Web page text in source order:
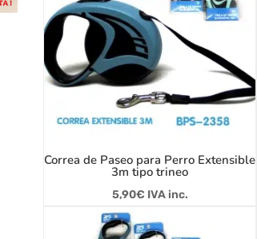
Correa de Paseo para Perro Extensible
3m tipo trineo
5,90€ IVA inc.